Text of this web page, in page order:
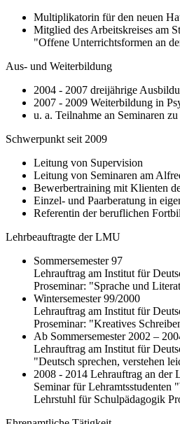
Multiplikatorin für den neuen
Mitglied des Arbeitskreises am
"Offene Unterrichtsformen an
Aus- und Weiterbildung
2004 - 2007 dreijährige
2007 - 2009 Weiterbildung in
u. a. Teilnahme an Seminaren
Schwerpunkt seit 2009
Leitung von Supervision
Leitung von Seminaren am
Bewerbertraining mit Klienten
Einzel- und Paarberatung in
Referentin der beruflichen
Lehrbeauftragte der LMU
Sommersemester 97
Lehrauftrag am Institut für
Proseminar: "Sprache und
Wintersemester 99/2000
Lehrauftrag am Institut für
Proseminar: "Kreatives
Ab Sommersemester 2002 –
Lehrauftrag am Institut für
"Deutsch sprechen, verstehen
2008 - 2014 Lehrauftrag an
Seminar für Lehramtsstudenten
Lehrstuhl für Schulpädagogik